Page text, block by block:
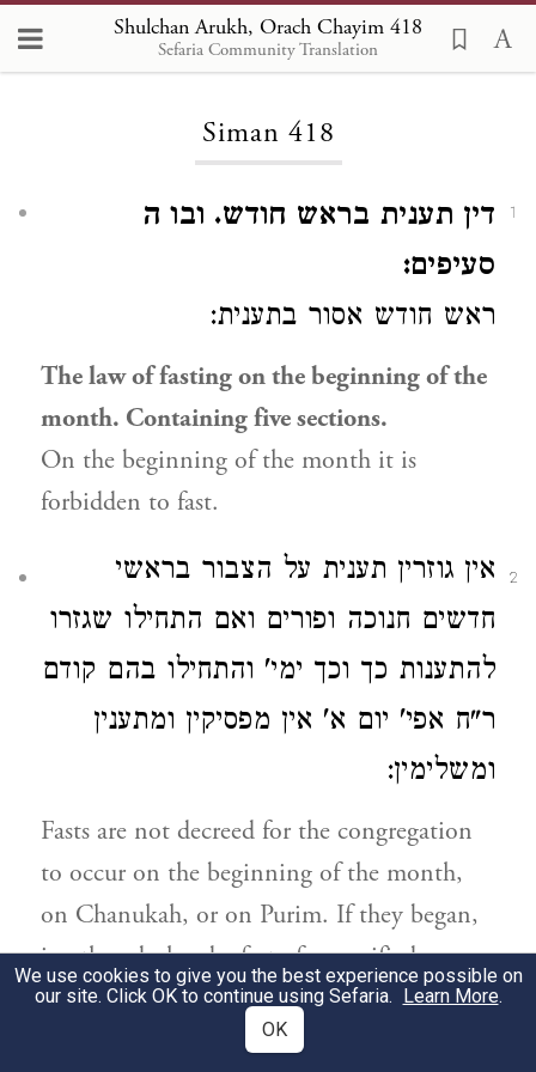
Shulchan Arukh, Orach Chayim 418
Sefaria Community Translation
Loading...
Siman 418
1
דין תענית בראש חודש. ובו ה
סעיפים:
ראש חודש אסור בתענית:
The law of fasting on the beginning of the
month. Containing five sections.
On the beginning of the month it is
forbidden to fast.
2
אין גוזרין תענית על הצבור בראשי
חדשים חנוכה ופורים ואם התחילו שגזרו
להתענות כך וכך ימי' והתחילו בהם קודם
ר"ח אפי' יום א' אין מפסיקין ומתענין
ומשלימין:
Fasts are not decreed for the congregation
to occur on the beginning of the month,
on Chanukah, or on Purim. If they began,
i.e. they declared a fast of a specified
number of days, beginning from before the
beginning of the month, then even on the
We use cookies to give you the best experience possible on
our site. Click OK to continue using Sefaria. Learn More.
OK